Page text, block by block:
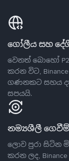
ගෝලීය සහ
වෙනත් බොහෝ
කරන විට,
ගණනකට සහය
සපයයි.
නම්‍යශීලී ගෙවීම්
ලොව පුරා සිටින
කරන ලද,